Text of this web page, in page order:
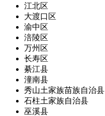
江北区
大渡口区
渝中区
涪陵区
万州区
长寿区
綦江县
潼南县
秀山土家族苗族自治县
石柱土家族自治县
巫溪县